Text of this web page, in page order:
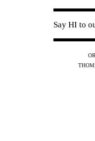
Say HI to